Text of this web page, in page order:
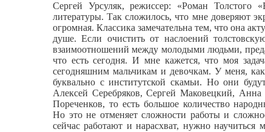
Сергей Урсуляк, режиссер: «Роман Толстого
литературы. Так сложилось, что мне доверяют
огромная. Классика замечательна тем, что она
душе. Если очистить от наслоений
взаимоотношений между молодыми людьми,
что есть сегодня. И мне кажется, что моя
сегодняшним мальчикам и девочкам. У меня,
буквально с институтской скамьи. Но они
Алексей Серебряков, Сергей Маковецкий,
Пореченков, то есть большое количество
Но это не отменяет сложности работы и
сейчас работают и нарасхват, нужно